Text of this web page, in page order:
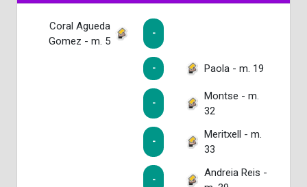
Coral Agueda
Gomez - m. 5
-
- Paola - m. 19
-
Montse - m.
32
-
Meritxell - m.
33
-
Andreia Reis -